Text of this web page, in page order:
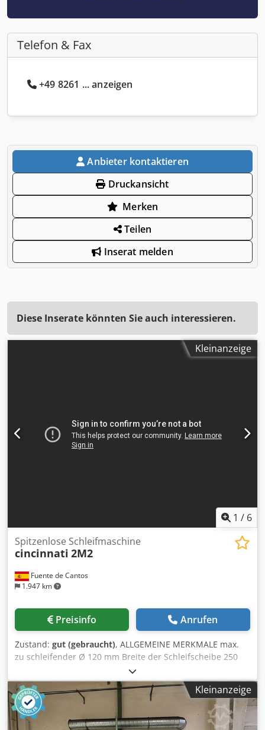
Telefon & Fax
+49 8261 ... anzeigen
Anbieter kontaktieren
Druckansicht
Merken
Teilen
Inserat melden
Diese Inserate könnten Sie auch interessieren.
Kleinanzeige
1 / 6
Fuente de Cantos
1.947 km
Spitzenlose Schleifmaschine
cincinnati 2M2
Preisinfo Anrufen
Zustand: gut (gebraucht), ALLGEMEINE MERKMALE max.
zu schleifender Ø 120 mm Breite der Schleifscheibe 250
mm Min. zu schleifender Ø 1 mm Ø Antriebsschleifscheibe
304 mm Ø Arbeitsscheibe 508 mm Chodpfxsrpnf Ae Adyea
ABMESSUNGEN UND GEWICHT Höhe 1.700 mm Breite
1.500 mm Länge 2.750 mm Gewicht 4.000 kg ELEKTRISCHE
EIGENSCHAFTEN Leistung des Schleifkopfmotors 15 Kw
Kleinanzeige